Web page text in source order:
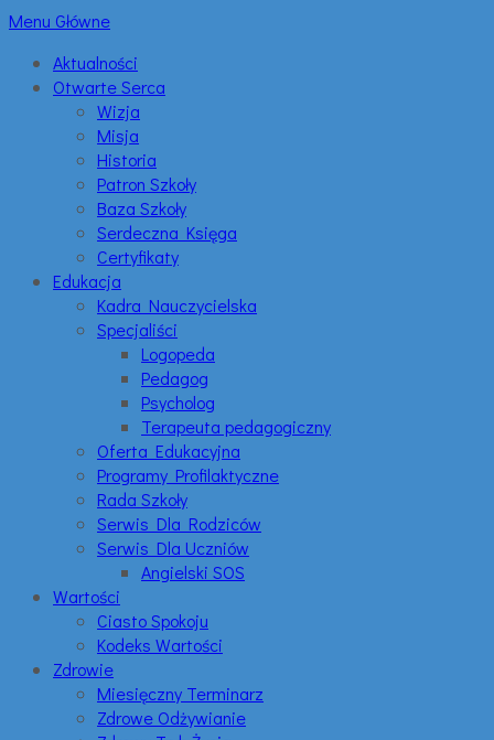
Menu Główne
Aktualności
Otwarte Serca
Wizja
Misja
Historia
Patron Szkoły
Baza Szkoły
Serdeczna Księga
Certyfikaty
Edukacja
Kadra Nauczycielska
Specjaliści
Logopeda
Pedagog
Psycholog
Terapeuta pedagogiczny
Oferta Edukacyjna
Programy Profilaktyczne
Rada Szkoły
Serwis Dla Rodziców
Serwis Dla Uczniów
Angielski SOS
Wartości
Ciasto Spokoju
Kodeks Wartości
Zdrowie
Miesięczny Terminarz
Zdrowe Odżywianie